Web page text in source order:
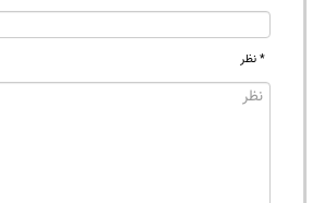
* نظر